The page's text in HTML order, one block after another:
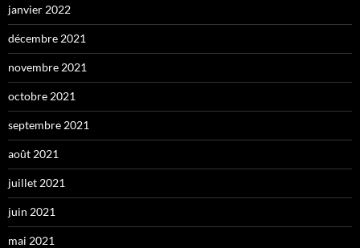
janvier 2022
décembre 2021
novembre 2021
octobre 2021
septembre 2021
août 2021
juillet 2021
juin 2021
mai 2021